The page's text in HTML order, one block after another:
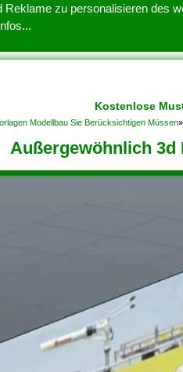
zu personalisieren des
Kostenlose
Modellbau Sie Berücksichtigen Müssen»
Außergewöhnlich 3d